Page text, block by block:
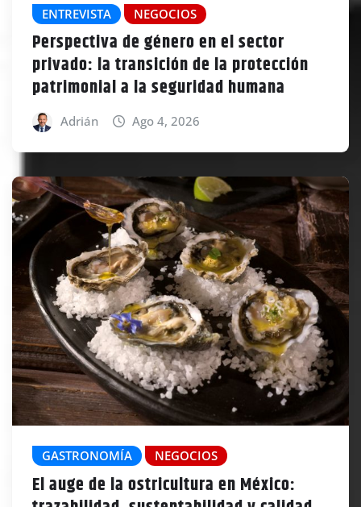
ENTREVISTA NEGOCIOS
Perspectiva de género en el sector
privado: la transición de la protección
patrimonial a la seguridad humana
Adrián Ago 4, 2026
GASTRONOMÍA NEGOCIOS
El auge de la ostricultura en México: